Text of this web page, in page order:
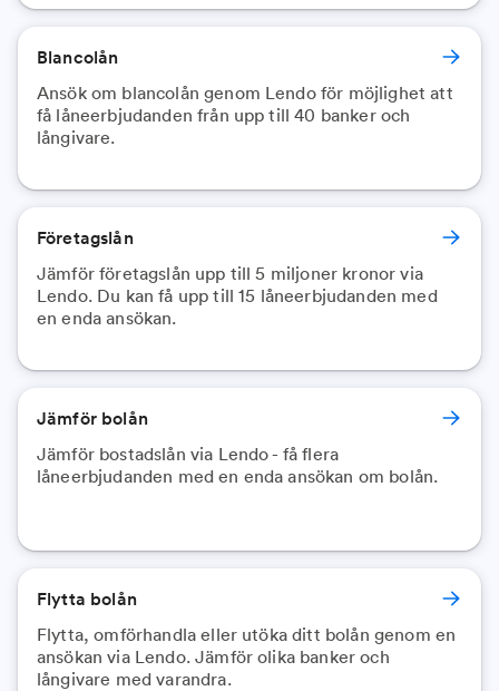
Blancolån
Ansök om blancolån genom Lendo för möjlighet att
få låneerbjudanden från upp till 40 banker och
långivare.
Företagslån
Jämför företagslån upp till 5 miljoner kronor via
Lendo. Du kan få upp till 15 låneerbjudanden med
en enda ansökan.
Jämför bolån
Jämför bostadslån via Lendo - få flera
låneerbjudanden med en enda ansökan om bolån.
Flytta bolån
Flytta, omförhandla eller utöka ditt bolån genom en
ansökan via Lendo. Jämför olika banker och
långivare med varandra.